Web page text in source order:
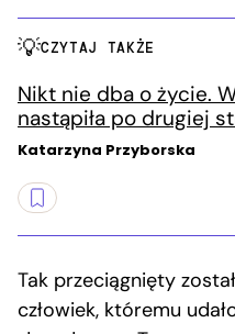
CZYTAJ TAKŻE
Nikt nie dba o życie.
nastąpiła po drugiej
Katarzyna Przyborska
Tak przeciągnięty
człowiek, któremu